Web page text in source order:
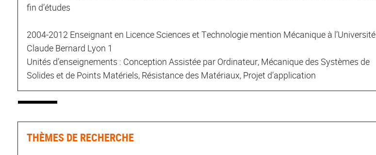
fin d’études
2004-2012 Enseignant en Licence Sciences et Technologie mention Mécanique à l’Université
Claude Bernard Lyon 1
Unités d’enseignements : Conception Assistée par Ordinateur, Mécanique des Systèmes de
Solides et de Points Matériels, Résistance des Matériaux, Projet d’application
THÈMES DE RECHERCHE